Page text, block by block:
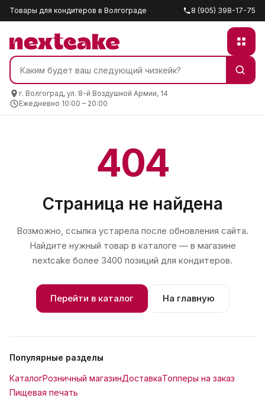
Товары для кондитеров в Волгограде 8 (905) 398-17-75
г. Волгоград, ул. 8-й Воздушной Армии, 14
Ежедневно 10:00 – 20:00
404
Страница не найдена
Возможно, ссылка устарела после обновления сайта.
Найдите нужный товар в каталоге — в магазине
nextcake более 3400 позиций для кондитеров.
Перейти в каталог На главную
Популярные разделы
КаталогРозничный магазинДоставкаТопперы на заказ
Пищевая печать